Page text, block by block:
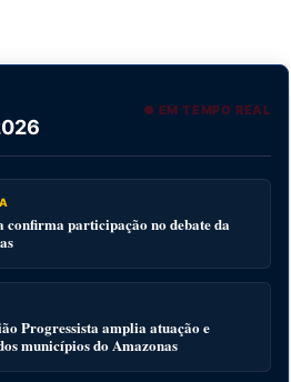
● EM TEMPO REAL
confirma participação no debate da
Progressista amplia atuação e
municípios do Amazonas